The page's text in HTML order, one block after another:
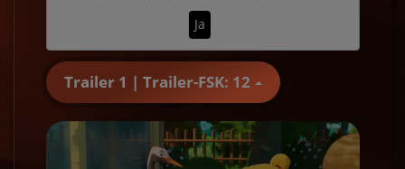
Ja
Trailer 1 | Trailer-FSK: 12